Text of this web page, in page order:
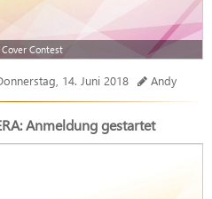
Contest
14. Juni 2018 Andy
Anmeldung gestartet